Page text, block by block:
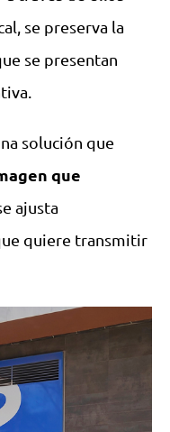
se preserva la
se presentan
solución que
que
ajusta
quiere transmitir